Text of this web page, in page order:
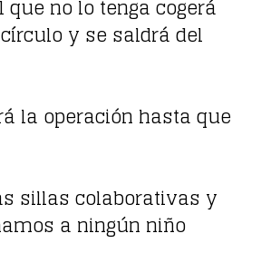
no lo tenga cogerá
y se saldrá del
la operación hasta que
sillas colaborativas y
a ningún niño